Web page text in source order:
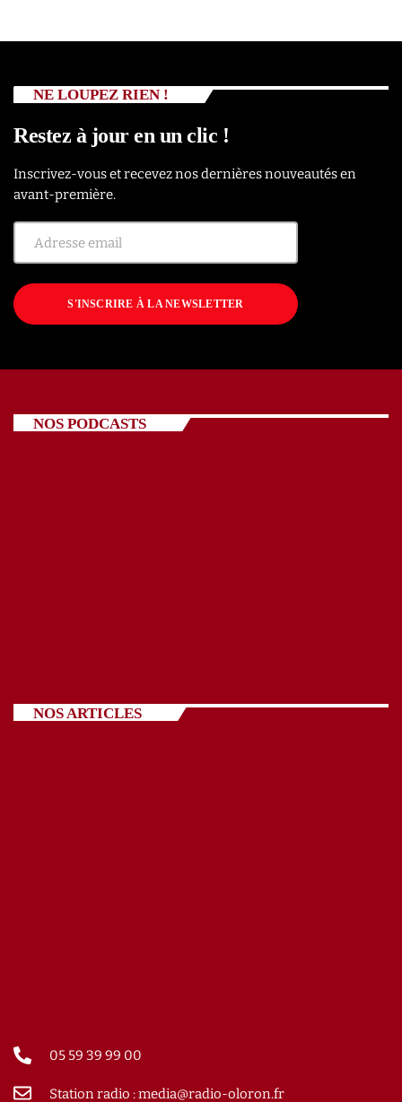
NE LOUPEZ RIEN !
Restez à jour en un clic !
Inscrivez-vous et recevez nos dernières nouveautés en
avant-première.
S'INSCRIRE À LA NEWSLETTER
NOS PODCASTS
NOS ARTICLES
05 59 39 99 00
Station radio : media@radio-oloron.fr